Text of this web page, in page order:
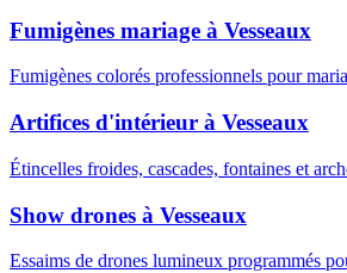
Fumigènes mariage à Vesseaux
Fumigènes colorés professionnels pour
Artifices d'intérieur à Vesseaux
Étincelles froides, cascades, fontaines et
Show drones à Vesseaux
Essaims de drones lumineux programmés